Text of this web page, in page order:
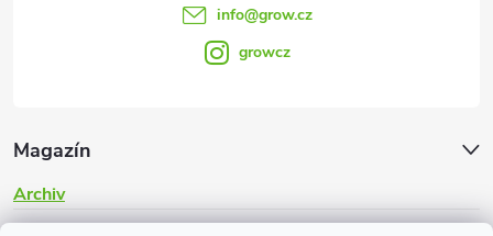
Magazín
Archiv
info@grow.cz
growcz